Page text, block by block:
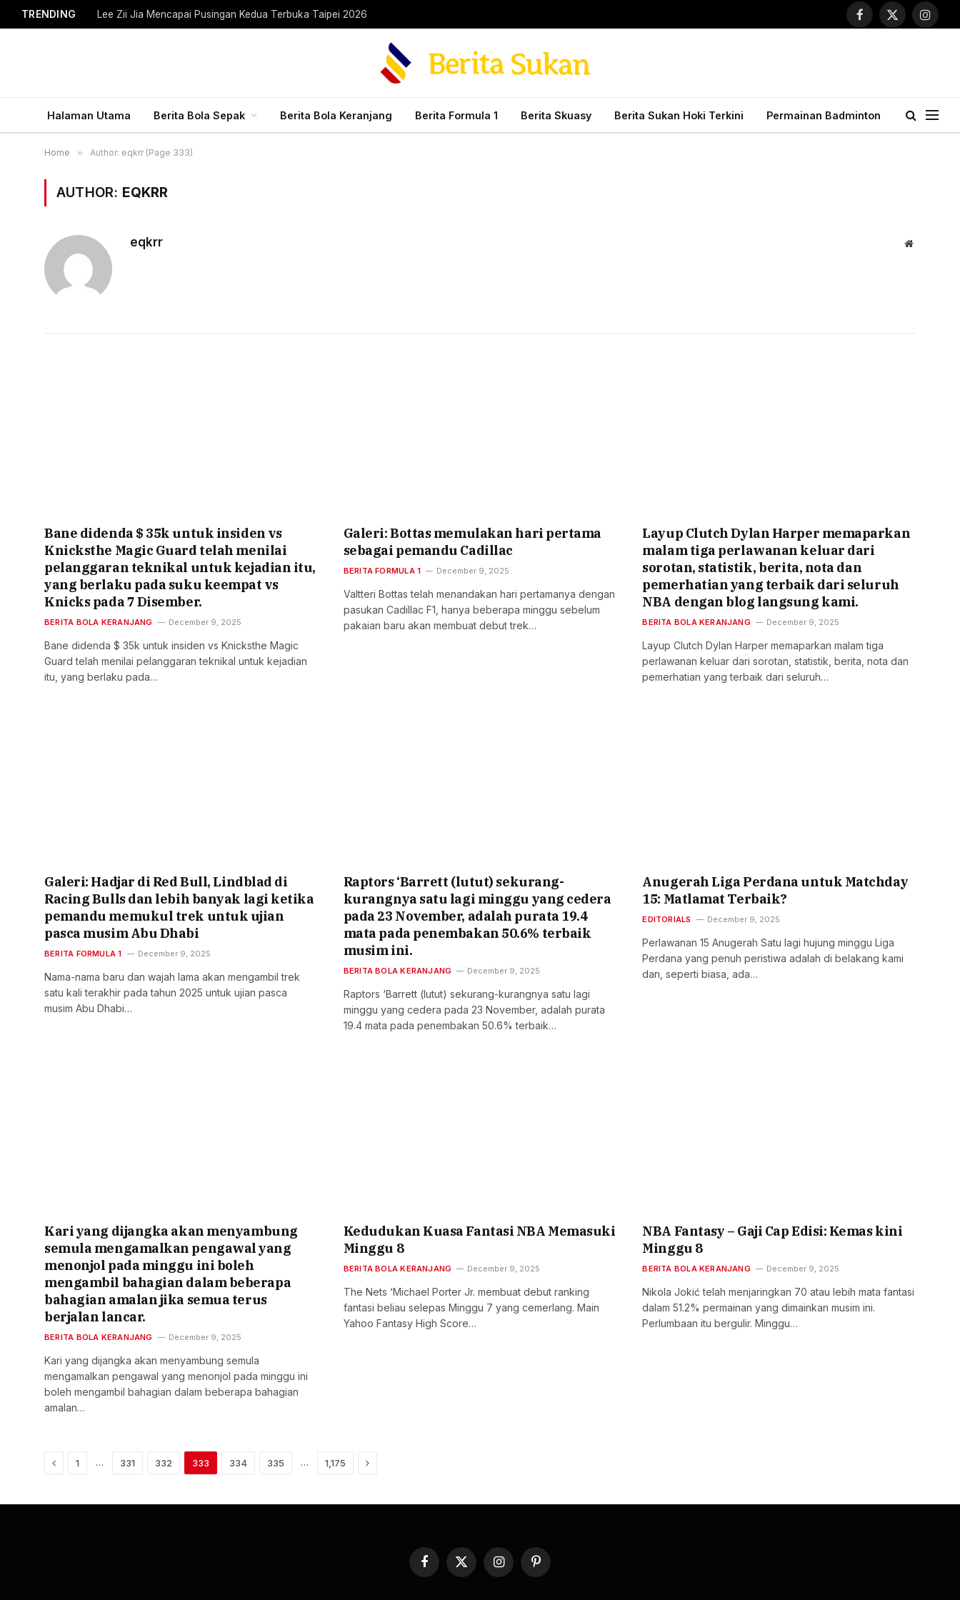
TRENDING Lee Zii Jia Mencapai Pusingan Kedua Terbuka Taipei 2026
Facebook
X
Halaman Utama Berita Bola Sepak Berita Bola Keranjang Berita Formula 1 Berita Skuasy Berita Sukan Hoki Terkini Permainan Badminton
Home » Author: eqkrr (Page 333)
AUTHOR: EQKRR
eqkrr Website
Bane didenda $ 35k untuk insiden vs
Knicksthe Magic Guard telah menilai
pelanggaran teknikal untuk kejadian itu,
yang berlaku pada suku keempat vs
Knicks pada 7 Disember.
BERITA BOLA KERANJANG December 9, 2025
Bane didenda $ 35k untuk insiden vs Knicksthe Magic
Guard telah menilai pelanggaran teknikal untuk kejadian
itu, yang berlaku pada…
Galeri: Bottas memulakan hari pertama
sebagai pemandu Cadillac
BERITA FORMULA 1 December 9, 2025
Valtteri Bottas telah menandakan hari pertamanya dengan
pasukan Cadillac F1, hanya beberapa minggu sebelum
pakaian baru akan membuat debut trek…
Layup Clutch Dylan Harper memaparkan
malam tiga perlawanan keluar dari
sorotan, statistik, berita, nota dan
pemerhatian yang terbaik dari seluruh
NBA dengan blog langsung kami.
BERITA BOLA KERANJANG December 9, 2025
Layup Clutch Dylan Harper memaparkan malam tiga
perlawanan keluar dari sorotan, statistik, berita, nota dan
pemerhatian yang terbaik dari seluruh…
Galeri: Hadjar di Red Bull, Lindblad di
Racing Bulls dan lebih banyak lagi ketika
pemandu memukul trek untuk ujian
pasca musim Abu Dhabi
BERITA FORMULA 1 December 9, 2025
Nama-nama baru dan wajah lama akan mengambil trek
satu kali terakhir pada tahun 2025 untuk ujian pasca
musim Abu Dhabi…
Raptors ‘Barrett (lutut) sekurang-
kurangnya satu lagi minggu yang cedera
pada 23 November, adalah purata 19.4
mata pada penembakan 50.6% terbaik
musim ini.
BERITA BOLA KERANJANG December 9, 2025
Raptors ‘Barrett (lutut) sekurang-kurangnya satu lagi
minggu yang cedera pada 23 November, adalah purata
19.4 mata pada penembakan 50.6% terbaik…
Anugerah Liga Perdana untuk Matchday
15: Matlamat Terbaik?
EDITORIALS December 9, 2025
Perlawanan 15 Anugerah Satu lagi hujung minggu Liga
Perdana yang penuh peristiwa adalah di belakang kami
dan, seperti biasa, ada…
Kari yang dijangka akan menyambung
semula mengamalkan pengawal yang
menonjol pada minggu ini boleh
mengambil bahagian dalam beberapa
bahagian amalan jika semua terus
berjalan lancar.
BERITA BOLA KERANJANG December 9, 2025
Kari yang dijangka akan menyambung semula
mengamalkan pengawal yang menonjol pada minggu ini
boleh mengambil bahagian dalam beberapa bahagian
amalan…
Kedudukan Kuasa Fantasi NBA Memasuki
Minggu 8
BERITA BOLA KERANJANG December 9, 2025
The Nets ‘Michael Porter Jr. membuat debut ranking
fantasi beliau selepas Minggu 7 yang cemerlang. Main
Yahoo Fantasy High Score…
NBA Fantasy – Gaji Cap Edisi: Kemas kini
Minggu 8
BERITA BOLA KERANJANG December 9, 2025
Nikola Jokić telah menjaringkan 70 atau lebih mata fantasi
dalam 51.2% permainan yang dimainkan musim ini.
Perlumbaan itu bergulir. Minggu…
Previous
1 … 331 332 333 334 335 … 1,175 Next
Facebook
X
(Twitter)
InstagramPinterest